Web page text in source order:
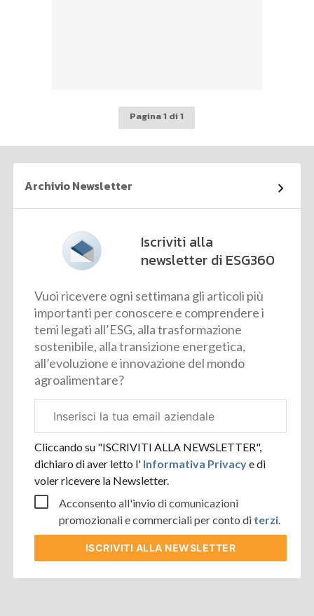
Pagina 1 di 1
Archivio Newsletter
Iscriviti alla
newsletter di ESG360
Vuoi ricevere ogni settimana gli articoli più
importanti per conoscere e comprendere i
temi legati all’ESG, alla trasformazione
sostenibile, alla transizione energetica,
all’evoluzione e innovazione del mondo
agroalimentare?
aziendale
Cliccando su "ISCRIVITI ALLA NEWSLETTER",
dichiaro di aver letto l' Informativa Privacye di
voler ricevere la Newsletter.
Acconsento all'invio di comunicazioni
promozionali e commerciali per conto di terzi.
ISCRIVITI ALLA NEWSLETTER